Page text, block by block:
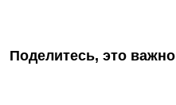
Поделитесь, это важно